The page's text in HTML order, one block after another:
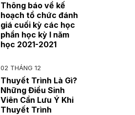
Thông báo về kế
hoạch tổ chức đánh
giá cuối kỳ các học
phần học kỳ I năm
học 2021-2021
02 THÁNG 12
Thuyết Trình Là Gì?
Những Điều Sinh
Viên Cần Lưu Ý Khi
Thuyết Trình